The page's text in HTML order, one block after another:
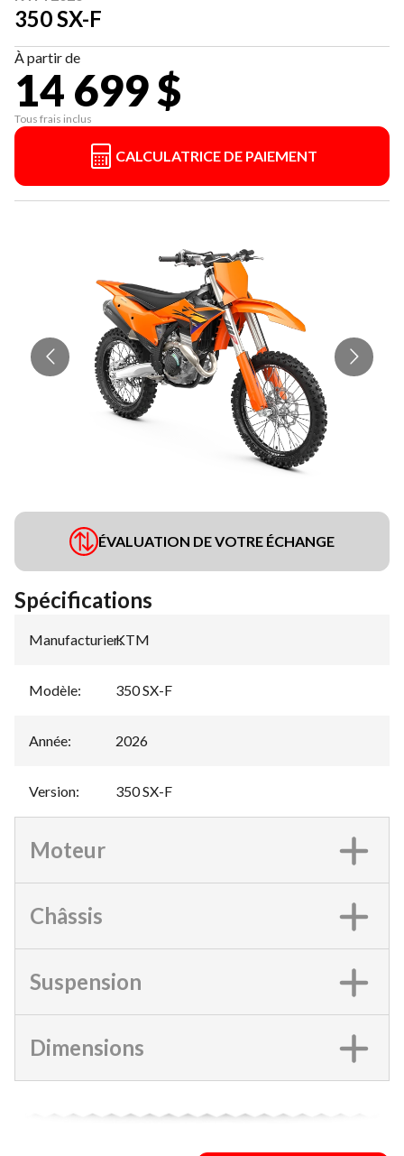
350 SX-F
À partir de
14 699 $
Tous frais inclus
CALCULATRICE DE PAIEMENT
ÉVALUATION DE VOTRE ÉCHANGE
Spécifications
Manufacturier:
KTM
Modèle: 350 SX-F
Année: 2026
Version: 350 SX-F
Moteur
Châssis
Suspension
Dimensions